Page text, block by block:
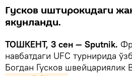
Гусков иштирокидаги
якунланди.
ТОШКЕНТ, 3 сен — Sputnik.
навбатдаги UFC турнирида
Богдан Гусков швейцариялик